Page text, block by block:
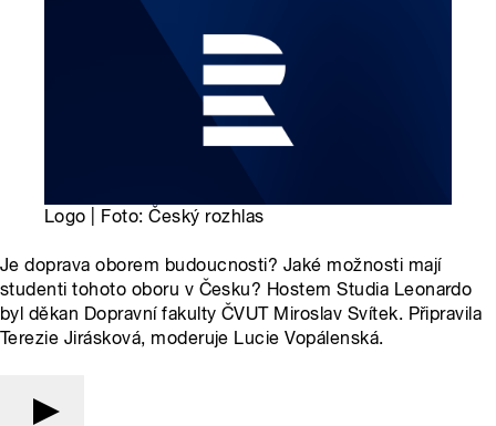
Logo | Foto: Český rozhlas
Je doprava oborem budoucnosti? Jaké možnosti mají
studenti tohoto oboru v Česku? Hostem Studia Leonardo
byl děkan Dopravní fakulty ČVUT Miroslav Svítek. Připravila
Terezie Jirásková, moderuje Lucie Vopálenská.